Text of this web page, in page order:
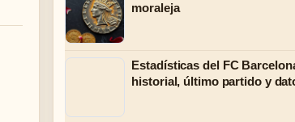
moraleja
Estadísticas del FC
historial, último partido y